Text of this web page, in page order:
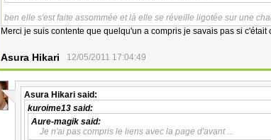
ben elle s'est faite assommée et là elle se réveille ligotée sur une
Merci je suis contente que quelqu'un a compris je savais pas si c'était
Asura Hikari 12/05/2011 17:04:49
Asura Hikari said:
kuroime13 said:
Aure-magik said:
Je n'ai pas compris le liens avec la page d'avant ...